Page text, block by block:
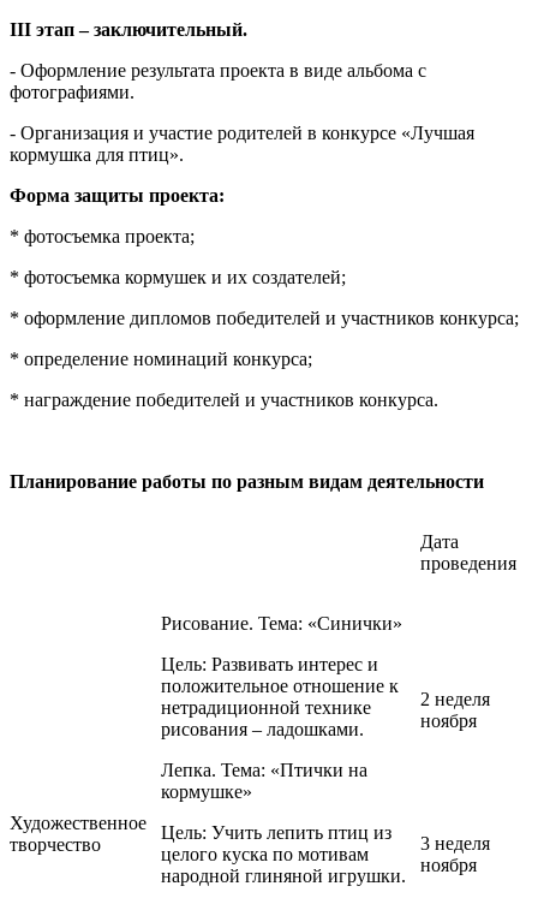
III этап – заключительный.
- Оформление результата проекта в виде альбома с
фотографиями.
- Организация и участие родителей в конкурсе «Лучшая
кормушка для птиц».
Форма защиты проекта:
* фотосъемка проекта;
* фотосъемка кормушек и их создателей;
* оформление дипломов победителей и участников конкурса;
* определение номинаций конкурса;
* награждение победителей и участников конкурса.
Планирование работы по разным видам деятельности
Дата
проведения
Художественное
творчество
Рисование. Тема: «Синички»
Цель: Развивать интерес и
положительное отношение к
нетрадиционной технике
рисования – ладошками.
Лепка. Тема: «Птички на
кормушке»
Цель: Учить лепить птиц из
целого куска по мотивам
народной глиняной игрушки.
2 неделя
ноября
3 неделя
ноября